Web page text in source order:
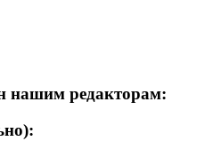
нашим редакторам: